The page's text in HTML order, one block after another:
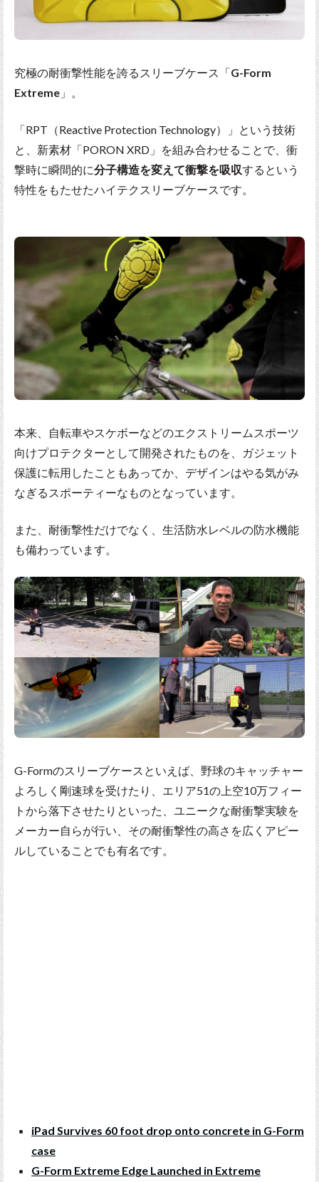
究極の耐衝撃性能を誇るスリーブケース「G-Form
Extreme 」。
「RPT（Reactive Protection Technology）」という技術
と、新素材「PORON XRD」を組み合わせることで、衝
撃時に瞬間的に分子構造を変えて衝撃を吸収するという
特性をもたせたハイテクスリーブケースです。
本来、自転車やスケボーなどのエクストリームスポーツ
向けプロテクターとして開発されたものを、ガジェット
保護に転用したこともあってか、デザインはやる気がみ
なぎるスポーティーなものとなっています。
また、耐衝撃性だけでなく、生活防水レベルの防水機能
も備わっています。
G-Formのスリーブケースといえば、野球のキャッチャー
よろしく剛速球を受けたり、エリア51の上空10万フィー
トから落下させたりといった、ユニークな耐衝撃実験を
メーカー自らが行い、その耐衝撃性の高さを広くアピー
ルしていることでも有名です。
iPad Survives 60 foot drop onto concrete in G-Form
case
G-Form Extreme Edge Launched in Extreme